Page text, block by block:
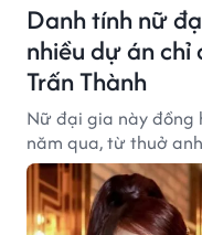
Danh tính nữ
nhiều dự án chỉ
Trấn Thành
Nữ đại gia này đồng
năm qua, từ thuở